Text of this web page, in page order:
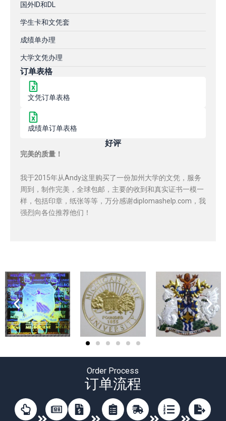
国外ID和DL
学生卡和文凭套
成绩单办理
大学文凭办理
订单表格
文凭订单表格
成绩单订单表格
好评
完美的质量！
我于2015年从Andy这里购买了一份加州大学的文凭，服务
周到，制作完美，全球包邮，主要的收到和真实证书一模一
样，包括印章，纸张等等，万分感谢diplomashelp.com，我
强烈向各位推荐他们！
Order Process
订单流程